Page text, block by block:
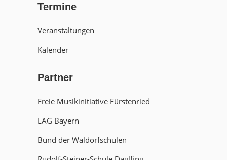
Termine
Veranstaltungen
Kalender
Partner
Freie Musikinitiative Fürstenried
LAG Bayern
Bund der Waldorfschulen